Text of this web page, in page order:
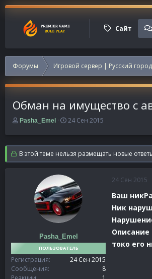
Сайт
Форумы Игровой сервер | Русский
Обман на имущество с
А
т
о
р
т
Pasha_Emel
Д
т
а
н
а
а
л
а
24 Сен 2015
В этой теме нельзя размещать новые
Pasha_Emel
ПОЛЬЗОВАТЕЛЬ
Регистрация
24 Сен 2015
Сообщения
8
24 Сен 2015
Ваш
Ник
Описание
токо его